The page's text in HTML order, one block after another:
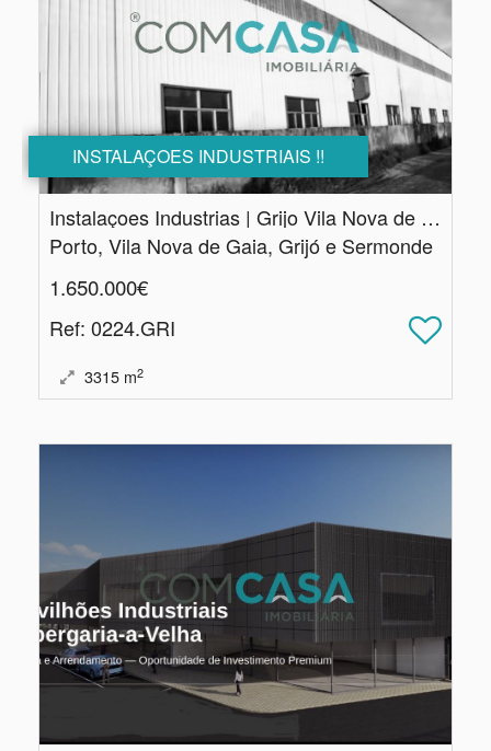
INSTALAÇOES INDUSTRIAIS !!
Instalaçoes Industrias | Grijo Vila Nova de Gaia
Porto, Vila Nova de Gaia, Grijó e Sermonde
1.650.000€
Ref: 0224.GRI
3315 m2